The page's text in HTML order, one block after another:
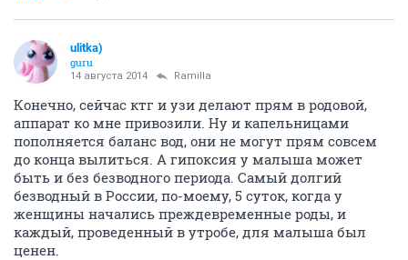
ulitka)
guru
14 августа 2014 Ramilla
Конечно, сейчас ктг и узи делают прям в родовой,
аппарат ко мне привозили. Ну и капельницами
пополняется баланс вод, они не могут прям совсем
до конца вылиться. А гипоксия у малыша может
быть и без безводного периода. Самый долгий
безводный в России, по-моему, 5 суток, когда у
женщины начались преждевременные роды, и
каждый, проведенный в утробе, для малыша был
ценен.